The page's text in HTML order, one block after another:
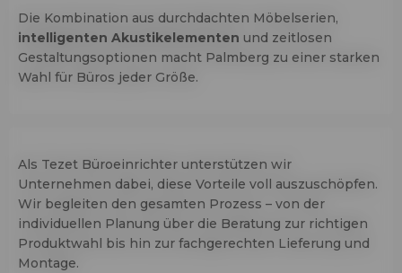
Die Kombination aus durchdachten Möbelserien,
intelligenten Akustikelementen und zeitlosen
Gestaltungsoptionen macht Palmberg zu einer starken
Wahl für Büros jeder Größe.
Als Tezet Büroeinrichter unterstützen wir
Unternehmen dabei, diese Vorteile voll auszuschöpfen.
Wir begleiten den gesamten Prozess – von der
individuellen Planung über die Beratung zur richtigen
Produktwahl bis hin zur fachgerechten Lieferung und
Montage.